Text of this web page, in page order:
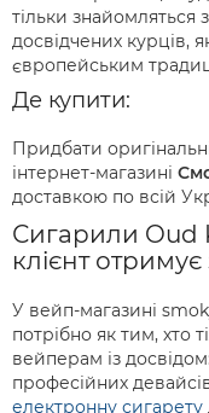
тільки знайомляться
досвідчених курців,
європейським
Де купити:
Придбати
інтернет-магазині
доставкою по всій
Сигарили Oud
клієнт
У вейп-магазині
потрібно як тим, хто
вейперам із
професійних
електронну сигарету